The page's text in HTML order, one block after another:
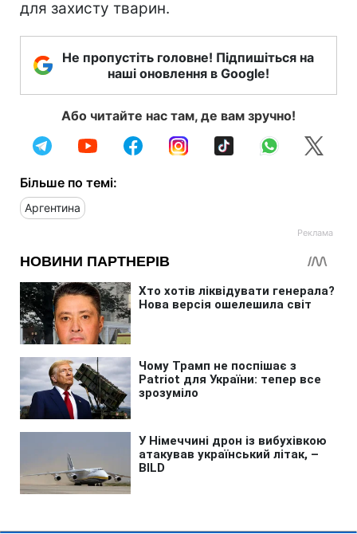
для захисту тварин.
Не пропустіть головне! Підпишіться на
наші оновлення в Google!
Або читайте нас там, де вам зручно!
Більше по темі:
Аргентина